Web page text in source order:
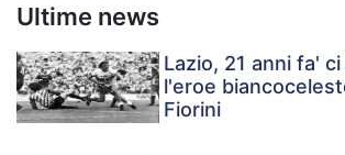
Ultime news
Lazio, 21 anni fa'
l'eroe
Fiorini